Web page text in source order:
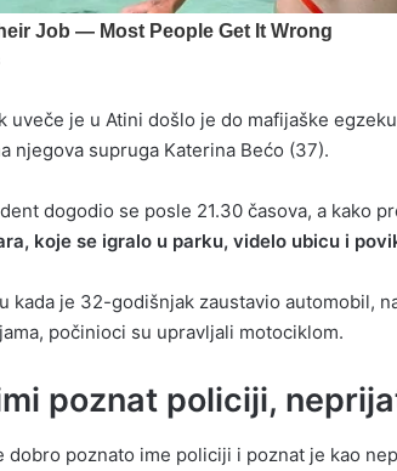
uveče je u Atini došlo je do mafijaške
njegova supruga Katerina Bećo (37).
dogodio se posle 21.30 časova, a kako
koje se igralo u parku, videlo ubicu i
kada je 32-godišnjak zaustavio automobil,
počinioci su upravljali motociklom.
poznat policiji,
dobro poznato ime policiji i poznat je kao